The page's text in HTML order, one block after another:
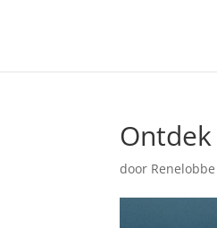
door Renelobbe